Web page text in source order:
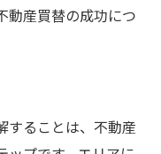
に入れる
住まいの選択
動産買替の成功につ
することは、不動産